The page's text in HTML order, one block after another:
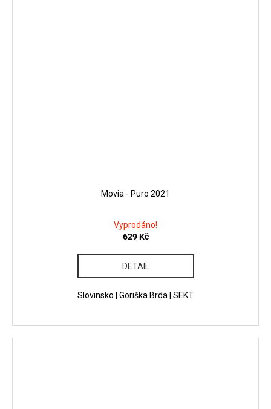
Movia - Puro 2021
Vyprodáno!
629 Kč
DETAIL
Slovinsko | Goriška Brda | SEKT